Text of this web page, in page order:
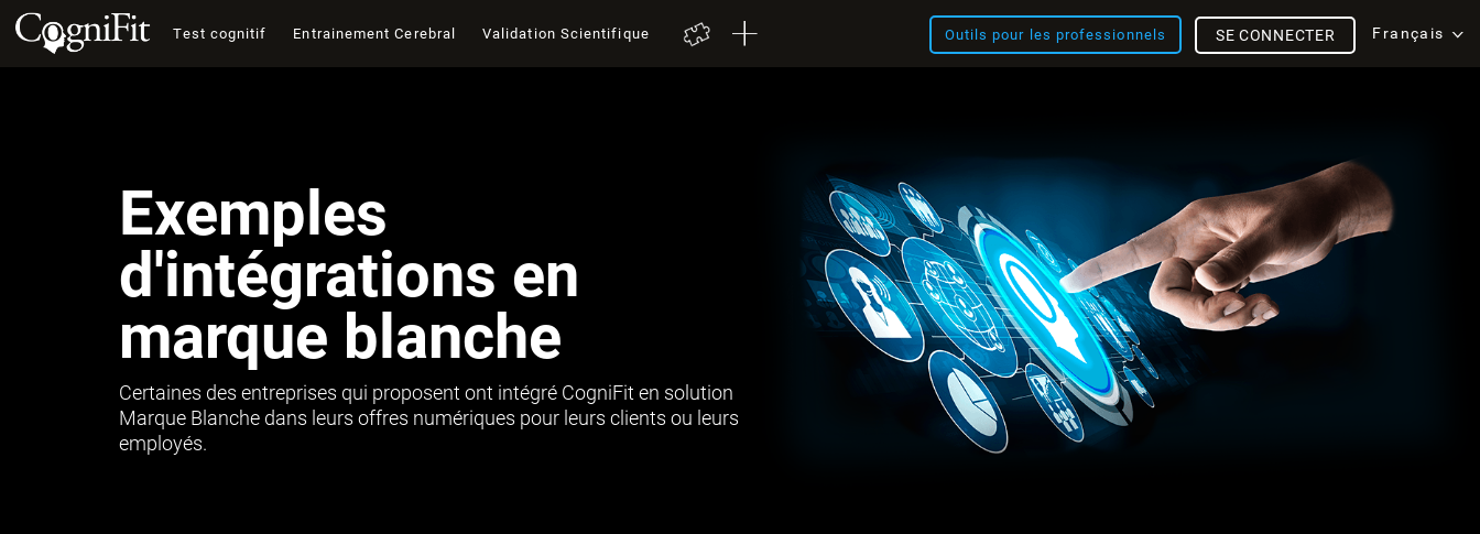
Test cognitif Entrainement Cerebral Validation Scientifique Outils pour les professionnels Français
SE CONNECTER
Exemples
d'intégrations en
marque blanche
Certaines des entreprises qui proposent ont intégré CogniFit en solution
Marque Blanche dans leurs offres numériques pour leurs clients ou leurs
employés.